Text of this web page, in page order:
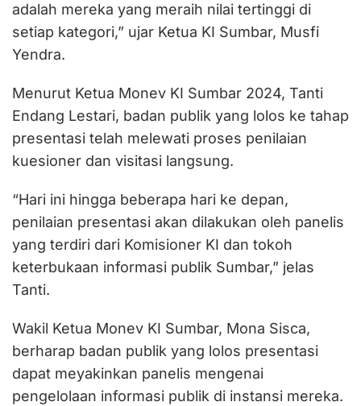
adalah mereka yang meraih nilai tertinggi di
setiap kategori,” ujar Ketua KI Sumbar, Musfi
Yendra.
Menurut Ketua Monev KI Sumbar 2024, Tanti
Endang Lestari, badan publik yang lolos ke tahap
presentasi telah melewati proses penilaian
kuesioner dan visitasi langsung.
“Hari ini hingga beberapa hari ke depan,
penilaian presentasi akan dilakukan oleh panelis
yang terdiri dari Komisioner KI dan tokoh
keterbukaan informasi publik Sumbar,” jelas
Tanti.
Wakil Ketua Monev KI Sumbar, Mona Sisca,
berharap badan publik yang lolos presentasi
dapat meyakinkan panelis mengenai
pengelolaan informasi publik di instansi mereka.